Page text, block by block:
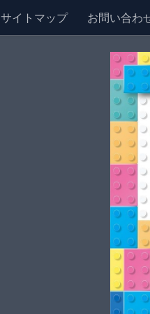
サイトマップ お問い合わ